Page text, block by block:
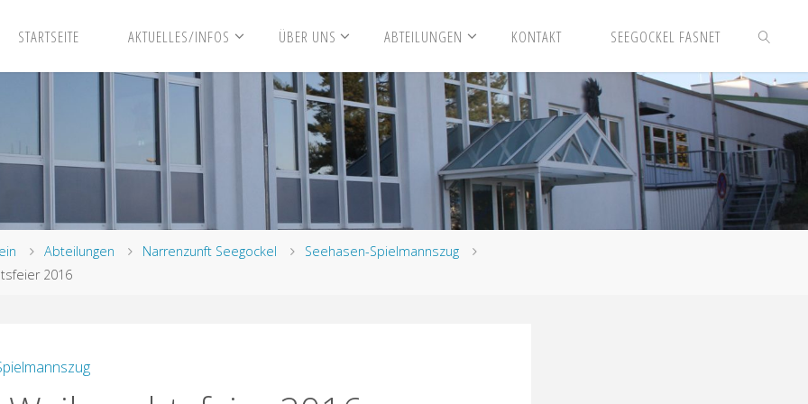
STARTSEITE AKTUELLES/INFOS ÜBER UNS ABTEILUNGEN KONTAKT SEEGOCKEL FASNET
SUCHEN
Abteilungen Narrenzunft Seegockel
Seehasen-Spielmannszug
2016